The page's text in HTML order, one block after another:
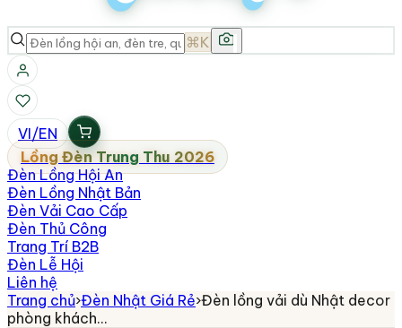
⌘K
VI/EN
Lồng Đèn Trung Thu 2026
Đèn Lồng Hội An
Đèn Lồng Nhật Bản
Đèn Vải Cao Cấp
Đèn Thủ Công
Trang Trí B2B
Đèn Lễ Hội
Liên hệ
Trang chủ›Đèn Nhật Giá Rẻ›Đèn lồng vải dù Nhật decor
phòng khách…